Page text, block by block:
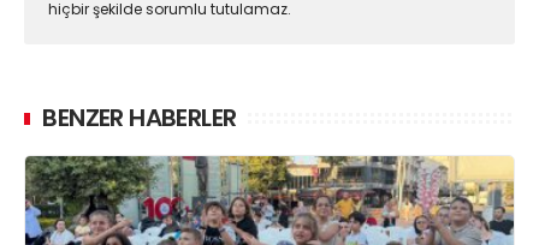
hiçbir şekilde sorumlu tutulamaz.
BENZER HABERLER